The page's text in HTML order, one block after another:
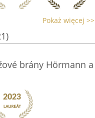
Pokaż więcej >>
brány Hörmann a